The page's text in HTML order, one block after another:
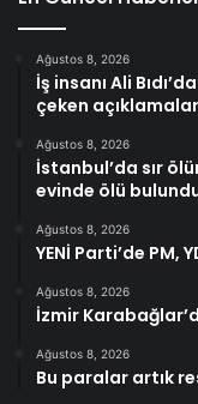
Ağustos 8, 2026
İş insanı Ali
çeken
Ağustos 8, 2026
İstanbul’da sır
evinde ölü
Ağustos 8, 2026
YENİ Parti’de
Ağustos 8, 2026
İzmir
Ağustos 8, 2026
Bu paralar artık